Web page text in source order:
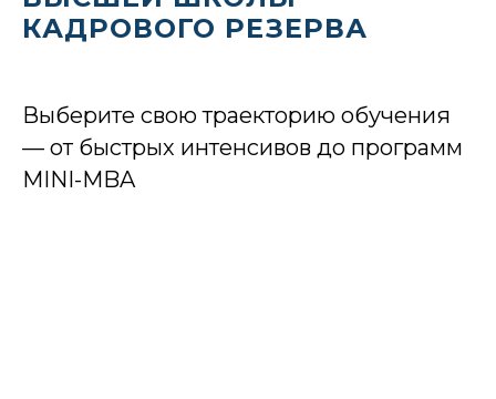
КАДРОВОГО РЕЗЕРВА
Выберите свою траекторию обучения
— от быстрых интенсивов до программ
MINI-MBA